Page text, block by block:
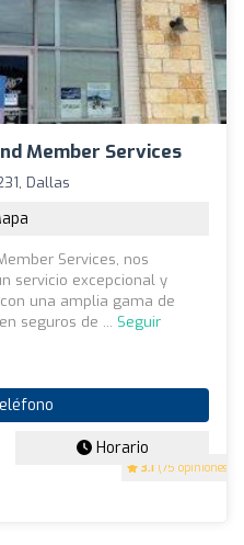
Member Services
3.1 (75 opiniones)
Dallas
Services, nos
servicio excepcional y
una amplia gama de
seguros de ... Seguir
Horario